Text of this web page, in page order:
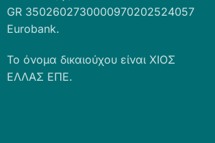
GR 3502602730000970202524057
Eurobank.
Το όνομα δικαιούχου είναι ΧΙΟΣ
ΕΛΛΑΣ ΕΠΕ.